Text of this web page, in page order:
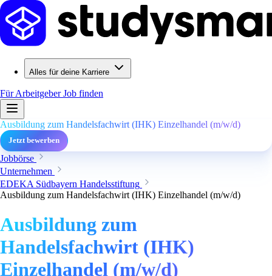
Alles für deine Karriere
Für ArbeitgeberJob finden
Ausbildung zum Handelsfachwirt (IHK) Einzelhandel (m/w/d)
Jetzt bewerben
Jobbörse
Unternehmen
EDEKA Südbayern Handelsstiftung
Ausbildung zum Handelsfachwirt (IHK) Einzelhandel (m/w/d)
Ausbildung zum
Handelsfachwirt (IHK)
Einzelhandel (m/w/d)